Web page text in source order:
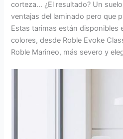
corteza… ¿El resultado? Un
ventajas del laminado pero que
Estas tarimas están disponibles
colores, desde Roble Evoke
Roble Marineo, más severo y